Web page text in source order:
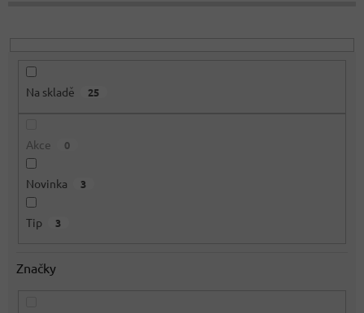
Na skladě 25
Akce 0
Novinka 3
Tip 3
Značky